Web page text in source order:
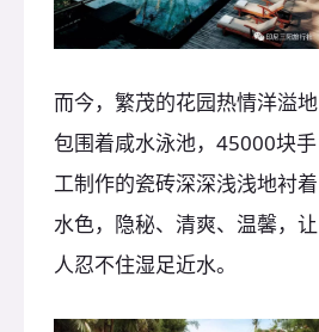
而今，繁茂的花园热情洋溢地
包围着咸水泳池，45000块手
工制作的瓷砖深深浅浅地衬着
水色，隐秘、清爽、温馨，让
人忍不住湿足近水。